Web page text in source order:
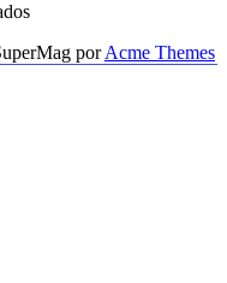
porAcme Themes